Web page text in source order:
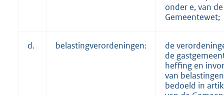
onder e, van de
Gemeentewet;
d. belastingverordeningen:
de
de
heffing en
van
bedoeld in